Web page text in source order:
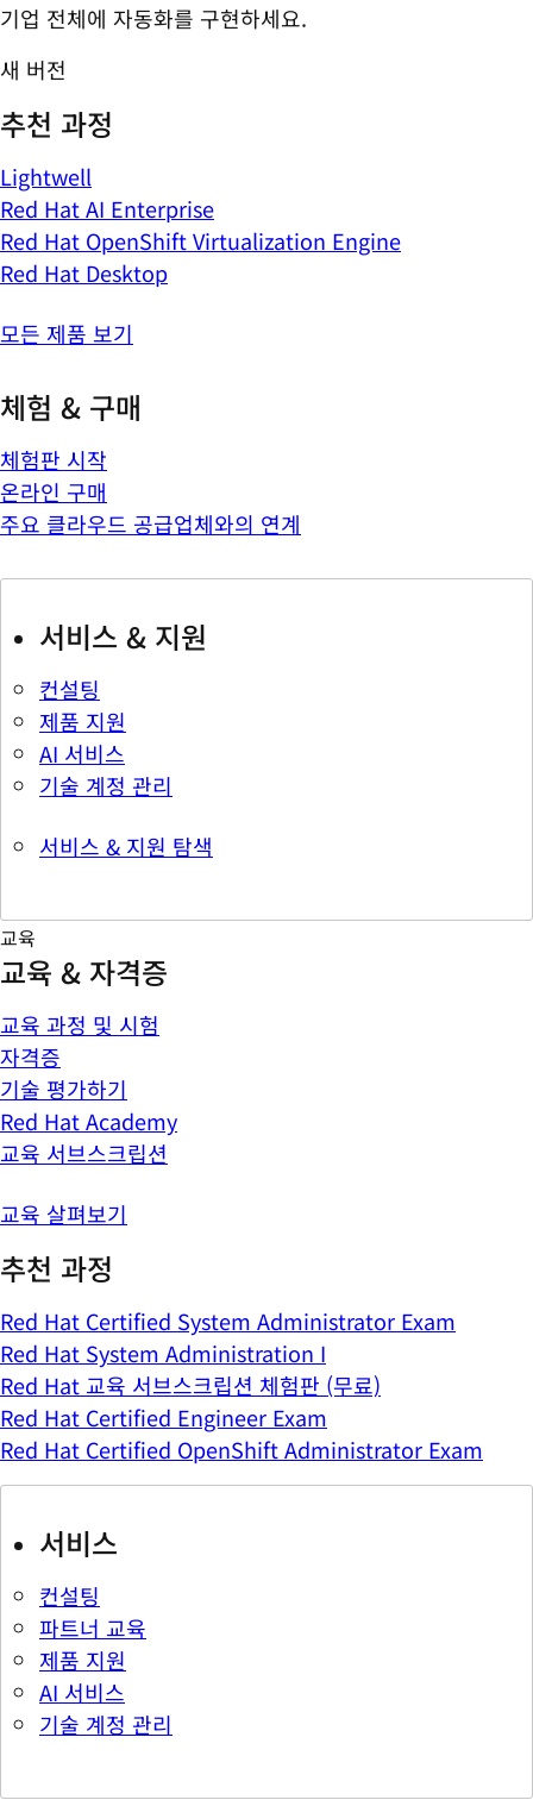
기업 전체에 자동화를 구현하세요.
새 버전
추천 과정
Lightwell
Red Hat AI Enterprise
Red Hat OpenShift Virtualization Engine
Red Hat Desktop
모든 제품 보기
체험 & 구매
체험판 시작
온라인 구매
주요 클라우드 공급업체와의 연계
서비스 & 지원
컨설팅
제품 지원
AI 서비스
기술 계정 관리
서비스 & 지원 탐색
교육
교육 & 자격증
교육 과정 및 시험
자격증
기술 평가하기
Red Hat Academy
교육 서브스크립션
교육 살펴보기
추천 과정
Red Hat Certified System Administrator Exam
Red Hat System Administration I
Red Hat 교육 서브스크립션 체험판 (무료)
Red Hat Certified Engineer Exam
Red Hat Certified OpenShift Administrator Exam
서비스
컨설팅
파트너 교육
제품 지원
AI 서비스
기술 계정 관리